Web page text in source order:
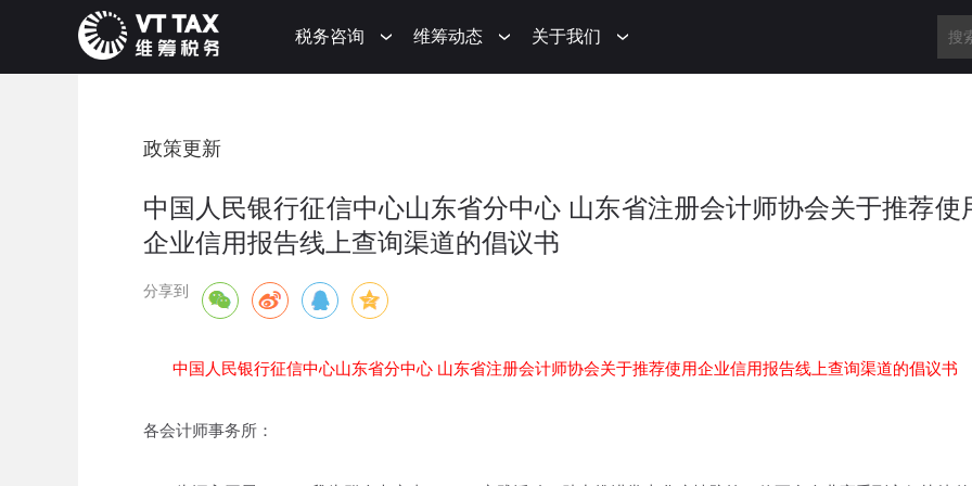
税务咨询 维筹动态 关于我们
政策更新
中国人民银行征信中心山东省分中心 山东省注册会计师协会关于推荐使
企业信用报告线上查询渠道的倡议书
分享到
中国人民银行征信中心山东省分中心 山东省注册会计师协会关于推荐使用企业信用报告线上查询渠道的倡议书
各会计师事务所：